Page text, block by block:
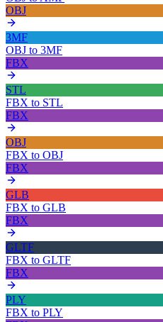
OBJ
3MF
OBJ to 3MF
FBX
STL
FBX to STL
FBX
OBJ
FBX to OBJ
FBX
GLB
FBX to GLB
FBX
GLTF
FBX to GLTF
FBX
PLY
FBX to PLY